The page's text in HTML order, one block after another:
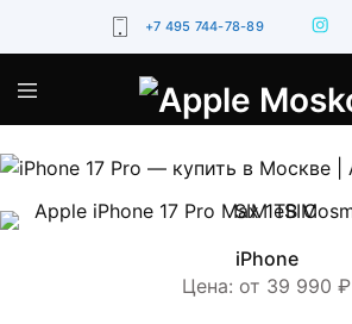
+7 495 744-78-89
iPhone
Цена: от 39 990 ₽